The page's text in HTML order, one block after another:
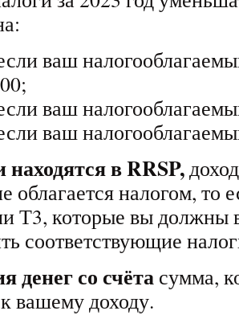
ваш
ваш
ваш
в RRSP,
облагается налогом, то
Т3, которые вы должны
соответствующие
денег со счёта сумма,
вашему доходу.